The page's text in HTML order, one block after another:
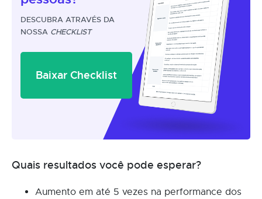
DESCUBRA ATRAVÉS DA
NOSSA CHECKLIST
Baixar Checklist
Quais resultados você pode esperar?
Aumento em até 5 vezes na performance dos